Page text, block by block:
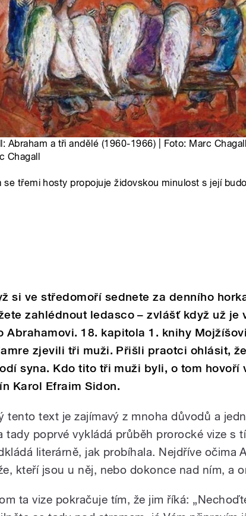
Abraham a tři andělé (1960-1966) | Foto: Marc
Chagall
se třemi hosty propojuje židovskou minulost s její
si ve středomoří sednete za denního
zahlédnout ledasco – zvlášť když už je
Abrahamovi. 18. kapitola 1. knihy
zjevili tři muži. Přišli praotci ohlásit,
syna. Kdo tito tři muži byli, o tom hovoří
Karol Efraim Sidon.
tento text je zajímavý z mnoha důvodů a
tady poprvé vykládá průběh prorocké vize s
literárně, jak probíhala. Nejdříve očima
kteří jsou u něj, nebo dokonce nad ním, a
ta vize pokračuje tím, že jim říká: